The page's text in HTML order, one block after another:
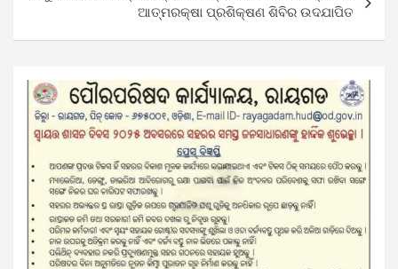
ଆତ୍ମରକ୍ଷା ପ୍ରଶିକ୍ଷଣ ଶିବିର ଉଦଯାପିତ